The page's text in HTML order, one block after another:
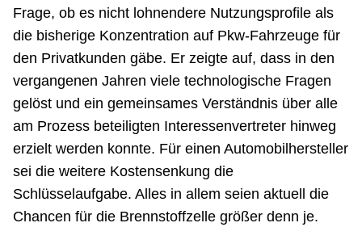
Frage, ob es nicht lohnendere Nutzungsprofile als
die bisherige Konzentration auf Pkw-Fahrzeuge für
den Privatkunden gäbe. Er zeigte auf, dass in den
vergangenen Jahren viele technologische Fragen
gelöst und ein gemeinsames Verständnis über alle
am Prozess beteiligten Interessenvertreter hinweg
erzielt werden konnte. Für einen Automobilhersteller
sei die weitere Kostensenkung die
Schlüsselaufgabe. Alles in allem seien aktuell die
Chancen für die Brennstoffzelle größer denn je.